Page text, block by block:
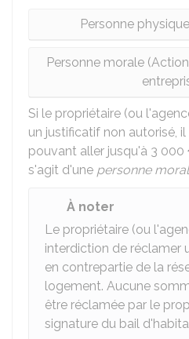
Personne
Personne morale
Si le propriétaire (ou
un justificatif non autorisé,
pouvant aller jusqu'à 3 000
s'agit d'une personne
À noter
Le propriétaire (ou
interdiction de réclamer
en contrepartie de la
logement. Aucune
être réclamée par le
signature du bail